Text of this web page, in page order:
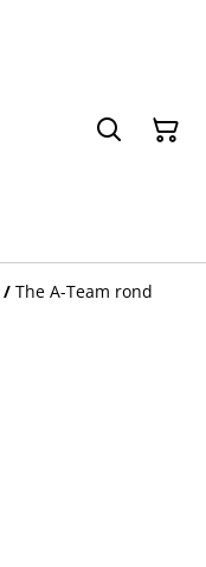
/ The A-Team rond